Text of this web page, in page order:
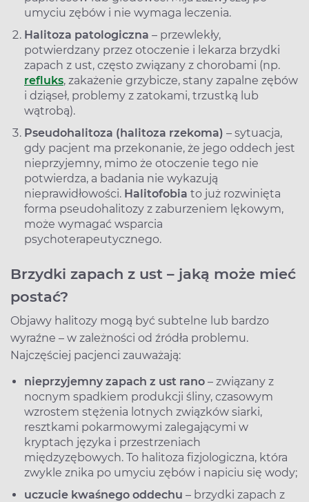
umyciu zębów i nie wymaga leczenia.
Halitoza patologiczna – przewlekły,
potwierdzany przez otoczenie i lekarza brzydki
zapach z ust, często związany z chorobami (np.
refluks, zakażenie grzybicze, stany zapalne zębów
i dziąseł, problemy z zatokami, trzustką lub
wątrobą).
Pseudohalitoza (halitoza rzekoma) – sytuacja,
gdy pacjent ma przekonanie, że jego oddech jest
nieprzyjemny, mimo że otoczenie tego nie
potwierdza, a badania nie wykazują
nieprawidłowości. Halitofobia to już rozwinięta
forma pseudohalitozy z zaburzeniem lękowym,
może wymagać wsparcia
psychoterapeutycznego.
Brzydki zapach z ust – jaką może mieć
postać?
Objawy halitozy mogą być subtelne lub bardzo
wyraźne – w zależności od źródła problemu.
Najczęściej pacjenci zauważają:
nieprzyjemny zapach z ust rano – związany z
nocnym spadkiem produkcji śliny, czasowym
wzrostem stężenia lotnych związków siarki,
resztkami pokarmowymi zalegającymi w
kryptach języka i przestrzeniach
międzyzębowych. To halitoza fizjologiczna, która
zwykle znika po umyciu zębów i napiciu się wody;
uczucie kwaśnego oddechu – brzydki zapach z